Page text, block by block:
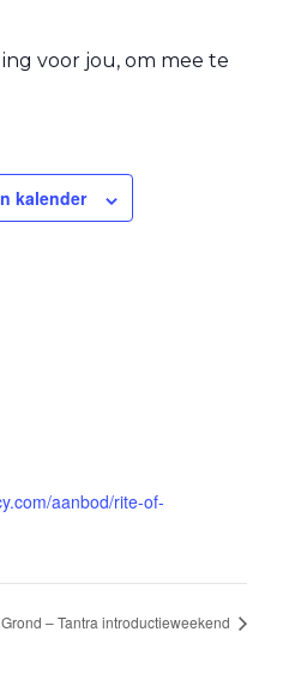
voor jou, om mee te
kalender
aanbod/rite-of-
– Tantra introductieweekend